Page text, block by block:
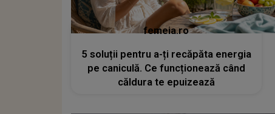
femeia.ro
5 soluții pentru a-ți recăpăta energia
pe caniculă. Ce funcționează când
căldura te epuizează